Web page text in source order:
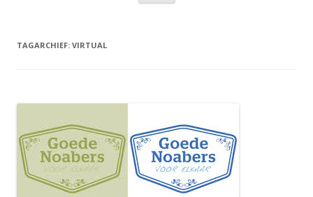
inhoud
TAGARCHIEF: VIRTUAL